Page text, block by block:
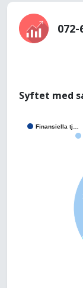
Syftet med
Finansiella tj…